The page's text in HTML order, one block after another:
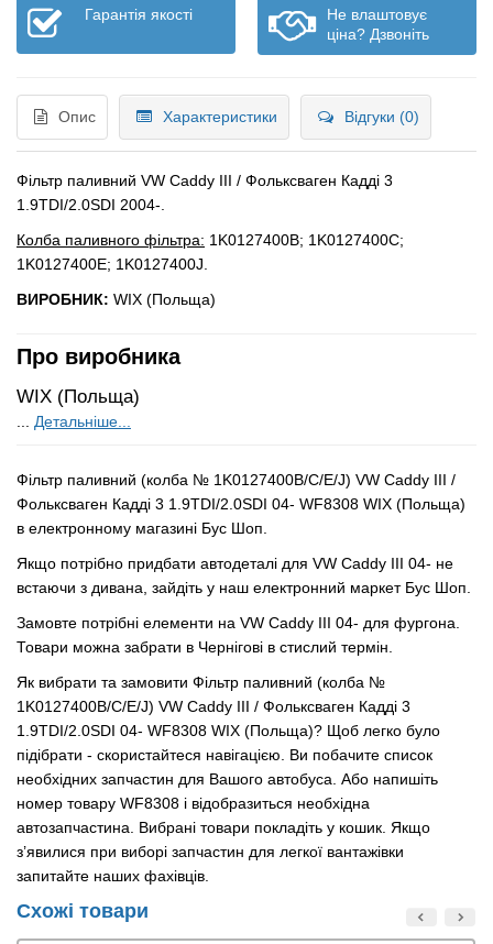
Гарантія якості
Не влаштовує
ціна? Дзвоніть
Опис Характеристики Відгуки (0)
Фільтр паливний VW Caddy III / Фольксваген Кадді 3
1.9TDI/2.0SDI 2004-.
Колба паливного фільтра: 1K0127400B; 1K0127400C;
1K0127400E; 1K0127400J.
ВИРОБНИК: WIX (Польща)
Про виробника
WIX (Польща)
Детальніше...
Фільтр паливний (колба № 1K0127400B/C/E/J) VW Caddy III /
Фольксваген Кадді 3 1.9TDI/2.0SDI 04- WF8308 WIX (Польща)
в електронному магазині Бус Шоп.
Якщо потрібно придбати автодеталі для VW Caddy III 04- не
встаючи з дивана, зайдіть у наш електронний маркет Бус Шоп.
Замовте потрібні елементи на VW Caddy III 04- для фургона.
Товари можна забрати в Чернігові в стислий термін.
Як вибрати та замовити Фільтр паливний (колба №
1K0127400B/C/E/J) VW Caddy III / Фольксваген Кадді 3
1.9TDI/2.0SDI 04- WF8308 WIX (Польща)? Щоб легко було
підібрати - скористайтеся навігацією. Ви побачите список
необхідних запчастин для Вашого автобуса. Або напишіть
номер товару WF8308 і відобразиться необхідна
автозапчастина. Вибрані товари покладіть у кошик. Якщо
з’явилися при виборі запчастин для легкої вантажівки
запитайте наших фахівців.
Схожі товари